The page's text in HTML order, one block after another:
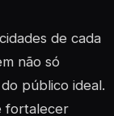
de cada
não só
público ideal.
fortalecer